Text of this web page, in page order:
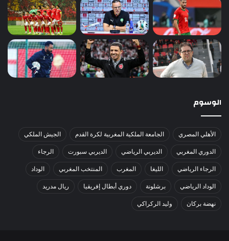
الوسوم
الأهلي المصري الجامعة الملكية المغربية لكرة القدم الجيش الملكي
الدوري المغربي الديربي الرياضي الديربي سبورت الرجاء
الرجاء الرياضي الليغا المغرب المنتخب المغربي الوداد
الوداد الرياضي برشلونة دوري أبطال إفريقيا ريال مدريد
نهضة بركان وليد الركراكي